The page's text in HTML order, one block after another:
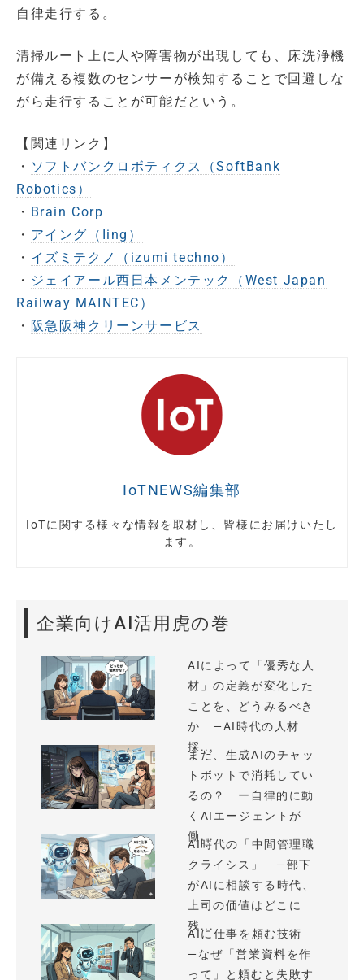
自律走行する。
清掃ルート上に人や障害物が出現しても、床洗浄機
が備える複数のセンサーが検知することで回避しな
がら走行することが可能だという。
【関連リンク】
・ ソフトバンクロボティクス（SoftBank
Robotics）
・ Brain Corp
・ アイング（Iing）
・ イズミテクノ（izumi techno）
・ ジェイアール西日本メンテック（West Japan
Railway MAINTEC）
・ 阪急阪神クリーンサービス
IoTNEWS編集部
IoTに関する様々な情報を取材し、皆様にお届けいたし
ます。
企業向けAI活用虎の巻
AIによって「優秀な人
材」の定義が変化した
ことを、どうみるべき
か —AI時代の人材
採...
まだ、生成AIのチャッ
トボットで消耗してい
るの？ ー自律的に動
くAIエージェントが
働...
AI時代の「中間管理職
クライシス」 —部下
がAIに相談する時代、
上司の価値はどこに
残...
AIに仕事を頼む技術
—なぜ「営業資料を作
って」と頼むと失敗す